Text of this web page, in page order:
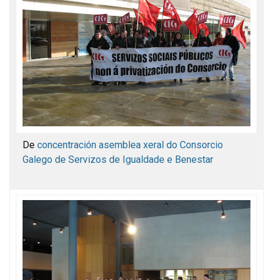
De concentración asemblea xeral do Consorcio
Galego de Servizos de Igualdade e Benestar